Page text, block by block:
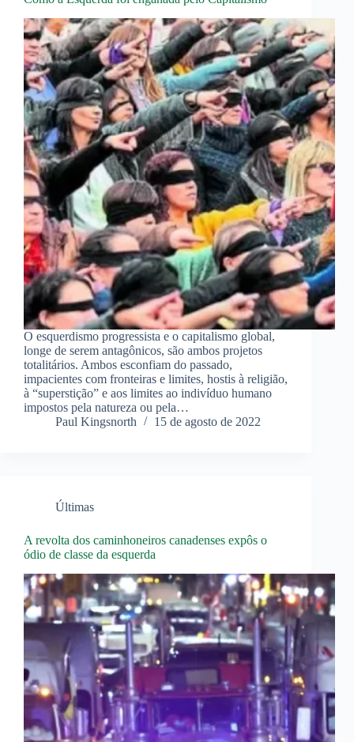
O esquerdismo progressista e o capitalismo global,
longe de serem antagônicos, são ambos projetos
totalitários. Ambos esconfiam do passado,
impacientes com fronteiras e limites, hostis à religião,
à “superstição” e aos limites ao indivíduo humano
impostos pela natureza ou pela…
Paul Kingsnorth
15 de agosto de 2022
Últimas
A revolta dos caminhoneiros canadenses expôs o
ódio de classe da esquerda